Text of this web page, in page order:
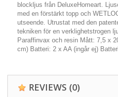
blockljus från DeluxeHomeart.
med en förstärkt topp och
utseende. Utrustat med den
tekniken för en verklighetstrogen
Paraffinvax och resin Mått: 7,5 x
cm) Batteri: 2 x AA (ingår ej)
REVIEWS (0)